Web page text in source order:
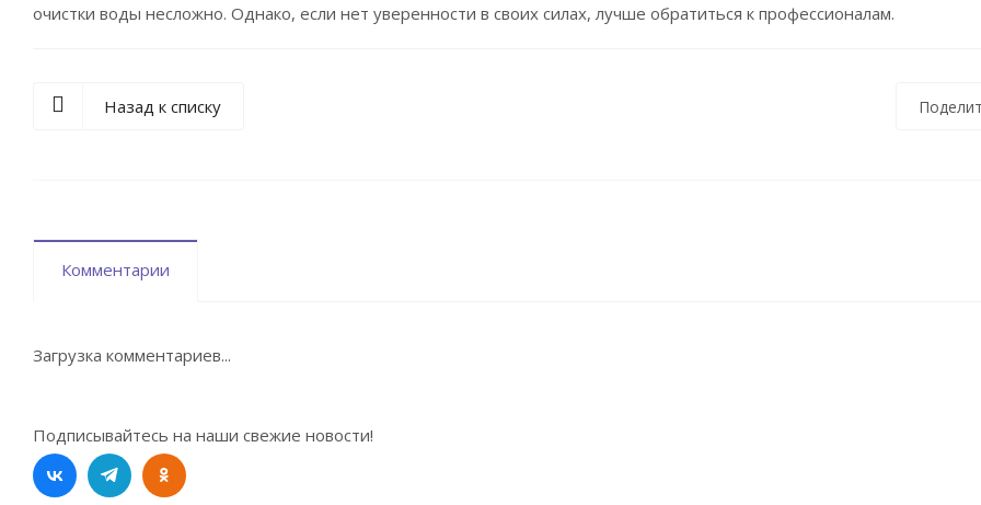
очистки воды несложно. Однако, если нет уверенности в своих силах, лучше обратиться к профессионалам.
Назад к списку
Комментарии
Загрузка комментариев...
Подписывайтесь на наши свежие новости!